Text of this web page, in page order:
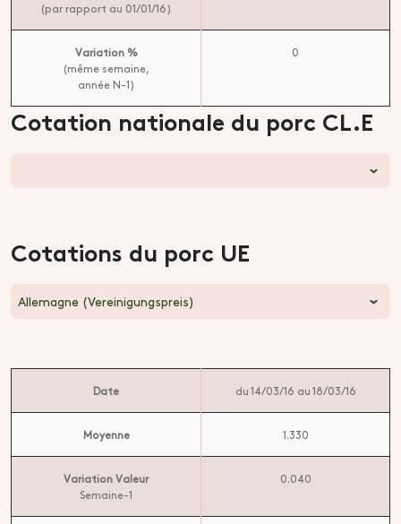
(par rapport au 01/01/16)
Variation %
(même semaine,
année N-1)
0
Cotation nationale du porc CL.E
Cotations du porc UE
Allemagne (Vereinigungspreis)
Date du 14/03/16 au 18/03/16
Moyenne 1.330
Variation Valeur
Semaine-1
0.040